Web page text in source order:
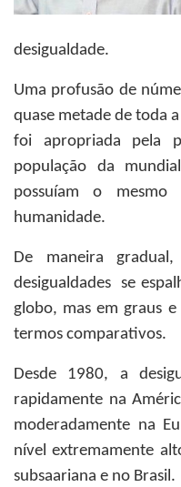
desigualdade.
Uma profusão de
quase metade de toda
foi apropriada pela
população da
possuíam o
humanidade.
De maneira
desigualdades se
globo, mas em graus
termos comparativos.
Desde 1980, a
rapidamente na
moderadamente na
nível extremamente
subsaariana e no Brasil.